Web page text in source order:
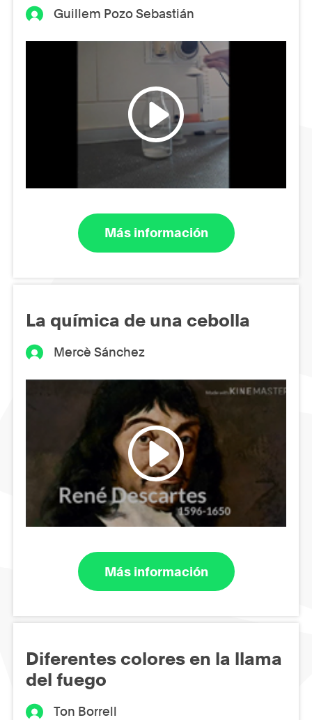
Guillem Pozo Sebastián
Más información
La química de una cebolla
Mercè Sánchez
Más información
Diferentes colores en la llama
del fuego
Ton Borrell